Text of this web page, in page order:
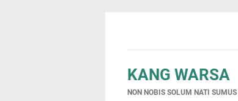
KANG WARSA
NON NOBIS SOLUM NATI SUMUS